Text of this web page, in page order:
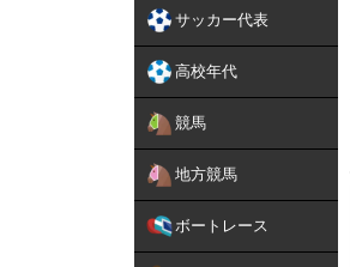
サッカー代表
高校年代
競馬
地方競馬
ボートレース